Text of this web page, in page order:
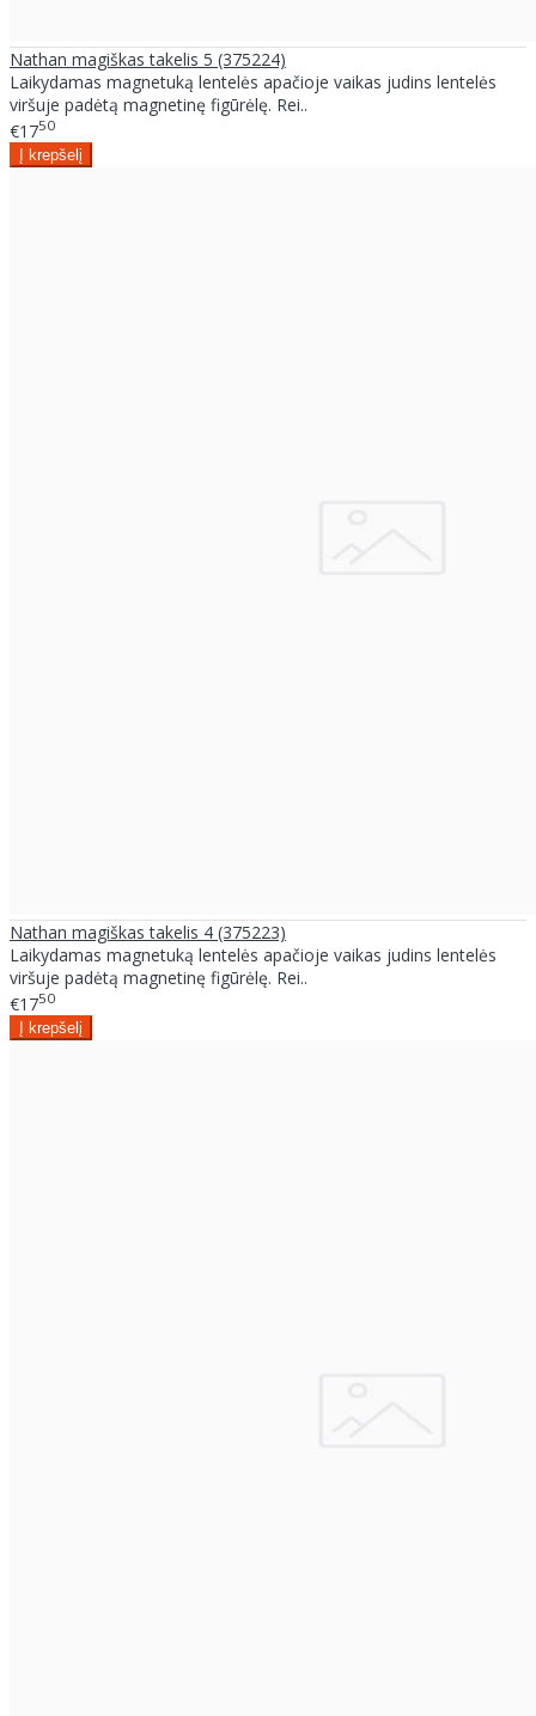
Nathan magiškas takelis 5 (375224)
Laikydamas magnetuką lentelės apačioje vaikas judins lentelės
viršuje padėtą magnetinę figūrėlę. Rei..
€1750
Nathan magiškas takelis 4 (375223)
Laikydamas magnetuką lentelės apačioje vaikas judins lentelės
viršuje padėtą magnetinę figūrėlę. Rei..
€1750